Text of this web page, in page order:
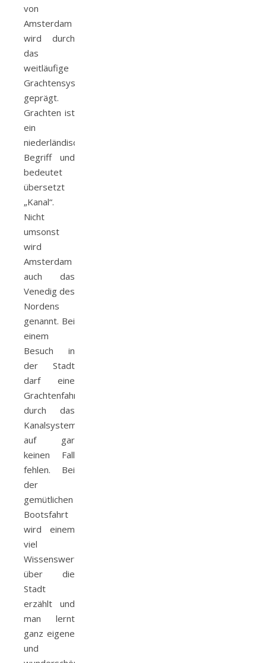
von
Amsterdam
wird durch
das
weitläufige
Grachtensystem
geprägt.
Grachten ist
ein
niederländischer
Begriff und
bedeutet
übersetzt
„Kanal“.
Nicht
umsonst
wird
Amsterdam
auch das
Venedig des
Nordens
genannt. Bei
einem
Besuch in
der Stadt
darf eine
Grachtenfahrt
durch das
Kanalsystem
auf gar
keinen Fall
fehlen. Bei
der
gemütlichen
Bootsfahrt
wird einem
viel
Wissenswertes
über die
Stadt
erzählt und
man lernt
ganz eigene
und